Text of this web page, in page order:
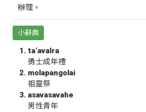
辦理。
小辭典
ta‘avalra
勇士成年禮
molapangolai
祖靈祭
asavasavahe
男性青年